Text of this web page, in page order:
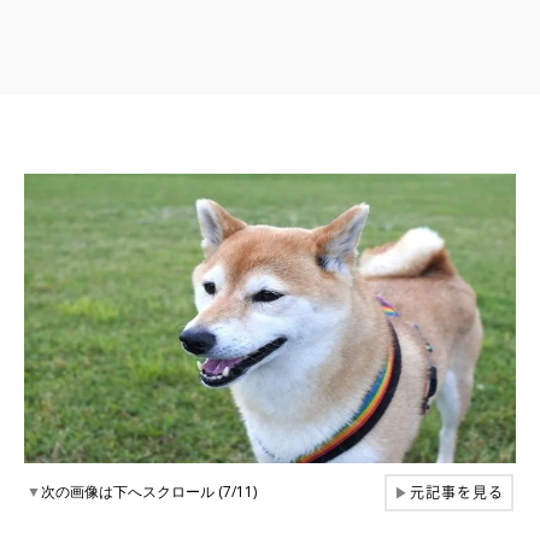
▼次の画像は下へスクロール (7/11) ▶元記事を見る